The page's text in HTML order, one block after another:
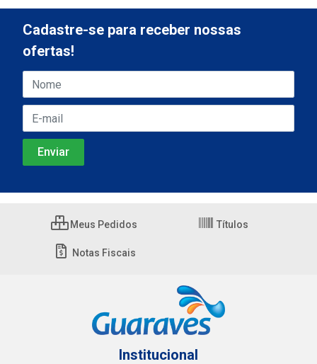
Cadastre-se para receber nossas
ofertas!
Meus Pedidos Títulos
Notas Fiscais
Institucional